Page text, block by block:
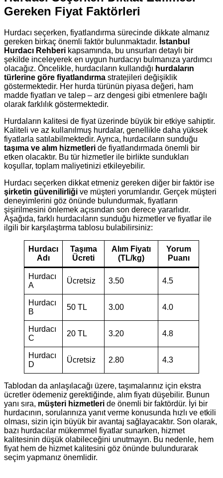
Gereken Fiyat Faktörleri
Hurdacı seçerken, fiyatlandırma sürecinde dikkate almanız
gereken birkaç önemli faktör bulunmaktadır. İstanbul
Hurdacı Rehberi kapsamında, bu unsurları detaylı bir
şekilde inceleyerek en uygun hurdacıyı bulmanıza yardımcı
olacağız. Öncelikle, hurdacıların kullandığı hurdaların
türlerine göre fiyatlandırma stratejileri değişiklik
göstermektedir. Her hurda türünün piyasa değeri, ham
madde fiyatları ve talep – arz dengesi gibi etmenlere bağlı
olarak farklılık göstermektedir.
Hurdaların kalitesi de fiyat üzerinde büyük bir etkiye sahiptir.
Kaliteli ve az kullanılmuş hurdalar, genellikle daha yüksek
fiyatlarla satılabilmektedir. Ayrıca, hurdacıların sunduğu
taşıma ve alım hizmetleri de fiyatlandırmada önemli bir
etken olacaktır. Bu tür hizmetler ile birlikte sundukları
koşullar, toplam maliyetinizi etkileyebilir.
Hurdacı seçerken dikkat etmeniz gereken diğer bir faktör ise
şirketin güvenilirliği ve müşteri yorumlarıdır. Gerçek müşteri
deneyimlerini göz önünde bulundurmak, fiyatların
şişirilmesini önlemek açısından son derece yararlıdır.
Aşağıda, farklı hurdacıların sunduğu hizmetler ve fiyatlar ile
ilgili bir karşılaştırma tablosu bulabilirsiniz:
Hurdacı
Adı
Taşıma
Ücreti
Alım Fiyatı
(TL/kg)
Yorum
Puanı
Hurdacı
A
Ücretsiz 3.50 4.5
Hurdacı
B
50 TL 3.00 4.0
Hurdacı
C
20 TL 3.20 4.8
Hurdacı
D
Ücretsiz 2.80 4.3
Tablodan da anlaşılacağı üzere, taşımalarınız için ekstra
ücretler ödemeniz gerektiğinde, alım fiyatı düşebilir. Bunun
yanı sıra, müşteri hizmetleri de önemli bir faktördür. İyi bir
hurdacının, sorularınıza yanıt verme konusunda hızlı ve etkili
olması, sizin için büyük bir avantaj sağlayacaktır. Son olarak,
bazı hurdacılar mükemmel fiyatlar sunarken, hizmet
kalitesinin düşük olabileceğini unutmayın. Bu nedenle, hem
fiyat hem de hizmet kalitesini göz önünde bulundurarak
seçim yapmanız önemlidir.